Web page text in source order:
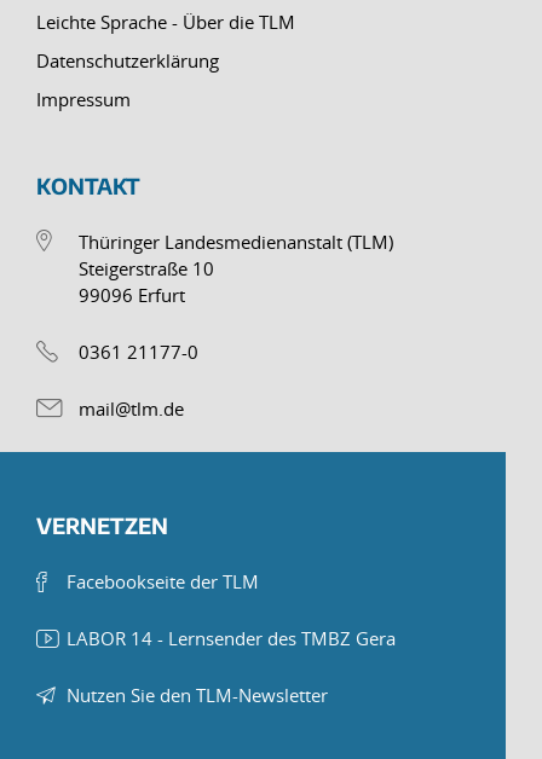
Leichte Sprache - Über die TLM
Datenschutzerklärung
Impressum
KONTAKT
Thüringer Landesmedienanstalt (TLM)
Steigerstraße 10
99096 Erfurt
0361 21177-0
mail@tlm.de
VERNETZEN
Facebookseite der TLM
LABOR 14 - Lernsender des TMBZ Gera
Nutzen Sie den TLM-Newsletter